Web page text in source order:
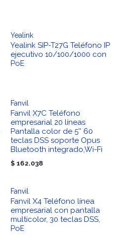
Yealink SIP-T27G Teléfono IP
ejecutivo 10/100/1000 con
PoE
Yealink
Fanvil X7C Teléfono
empresarial 20 líneas
Pantalla color de 5'' 60
teclas DSS soporte Opus
Bluetooth integrado,Wi-Fi
$ 162.038
Fanvil
Fanvil X4 Teléfono línea
empresarial con pantalla
multicolor, 30 teclas DSS,
PoE
Fanvil